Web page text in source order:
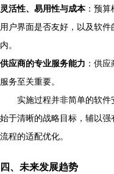
灵活性、易用性与成本：预算
用户界面是否友好，以及软
内。
供应商的专业服务能力 ：供
服务至关重要。
实施过程并非简单的软
始于清晰的战略目标，辅以
流程的适配优化。
四、未来发展趋势